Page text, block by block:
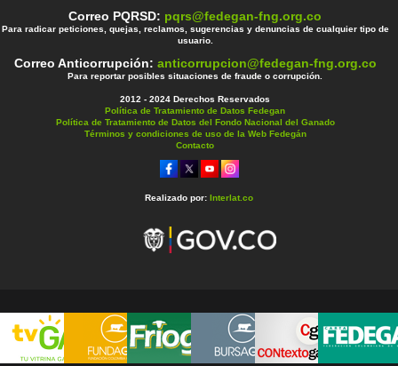
Correo PQRSD: pqrs@fedegan-fng.org.co
Para radicar peticiones, quejas, reclamos, sugerencias y denuncias de cualquier tipo de
usuario.
Correo Anticorrupción: anticorrupcion@fedegan-fng.org.co
Para reportar posibles situaciones de fraude o corrupción.
2012 - 2024 Derechos Reservados
Política de Tratamiento de Datos Fedegan
Política de Tratamiento de Datos del Fondo Nacional del Ganado
Términos y condiciones de uso de la Web Fedegán
Contacto
Realizado por: Interlat.co